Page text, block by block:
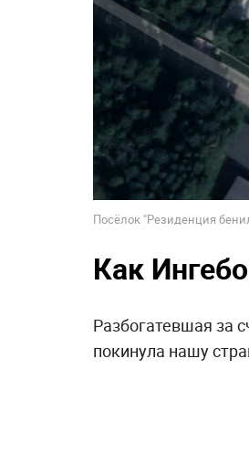
Посёлок "Резиденция
Как
Разбогатевшая за
покинула нашу